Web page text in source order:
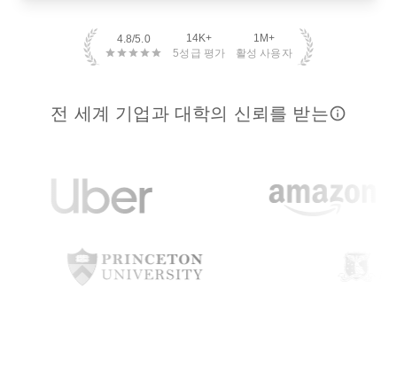
4.8/5.0
14K+
5성급 평가
1M+
활성 사용자
전 세계 기업과 대학의 신뢰를 받는